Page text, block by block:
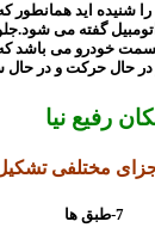
را شنیده اید همانطور
گفته می
خودرو می باشد
در حال حرکت و در
رفیع نیا
مختلفی